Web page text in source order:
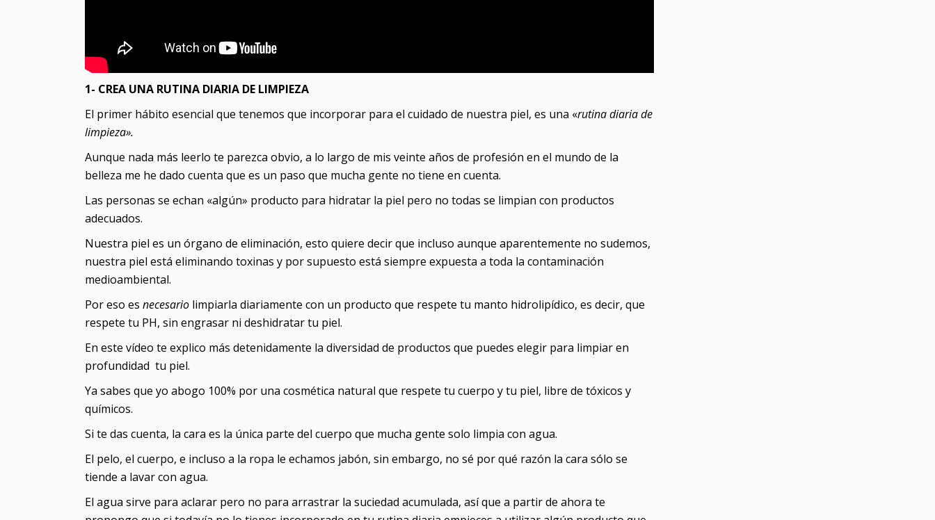
1- CREA UNA RUTINA DIARIA DE LIMPIEZA
El primer hábito esencial que tenemos que incorporar para el cuidado de nuestra piel, es una «rutina diaria de
limpieza».
Aunque nada más leerlo te parezca obvio, a lo largo de mis veinte años de profesión en el mundo de la
belleza me he dado cuenta que es un paso que mucha gente no tiene en cuenta.
Las personas se echan «algún» producto para hidratar la piel pero no todas se limpian con productos
adecuados.
Nuestra piel es un órgano de eliminación, esto quiere decir que incluso aunque aparentemente no sudemos,
nuestra piel está eliminando toxinas y por supuesto está siempre expuesta a toda la contaminación
medioambiental.
Por eso es necesario limpiarla diariamente con un producto que respete tu manto hidrolipídico, es decir, que
respete tu PH, sin engrasar ni deshidratar tu piel.
En este vídeo te explico más detenidamente la diversidad de productos que puedes elegir para limpiar en
profundidad tu piel.
Ya sabes que yo abogo 100% por una cosmética natural que respete tu cuerpo y tu piel, libre de tóxicos y
químicos.
Si te das cuenta, la cara es la única parte del cuerpo que mucha gente solo limpia con agua.
El pelo, el cuerpo, e incluso a la ropa le echamos jabón, sin embargo, no sé por qué razón la cara sólo se
tiende a lavar con agua.
El agua sirve para aclarar pero no para arrastrar la suciedad acumulada, así que a partir de ahora te